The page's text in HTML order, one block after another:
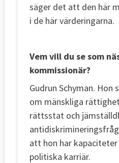
säger det att den här
i de här värderingarna.
Vem vill du se som
kommissionär?
Gudrun Schyman. Hon
om mänskliga
rättsstat och
att hon har
politiska karriär.